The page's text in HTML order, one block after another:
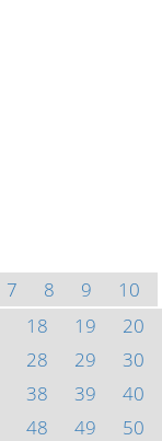
7 8 9
10
18 19
20
28 29
30
38 39
40
48 49
50